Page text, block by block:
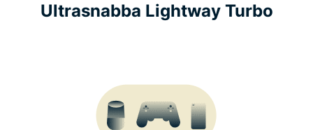
Ultrasnabba Lightway Turbo